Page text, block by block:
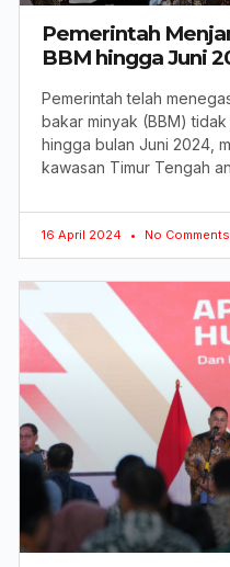
Pemerintah
BBM hingga Juni
Pemerintah telah
bakar minyak (BBM)
hingga bulan Juni 2024,
kawasan Timur Tengah
16 April 2024 No Comments